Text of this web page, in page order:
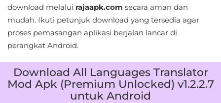
download melalui rajaapk.com secara aman dan
mudah. Ikuti petunjuk download yang tersedia agar
proses pemasangan aplikasi berjalan lancar di
perangkat Android.
Download All Languages Translator
Mod Apk (Premium Unlocked) v1.2.2.7
untuk Android